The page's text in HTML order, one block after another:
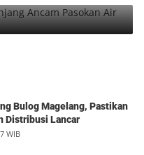
Bulog Magelang, Pastikan
Distribusi Lancar
WIB